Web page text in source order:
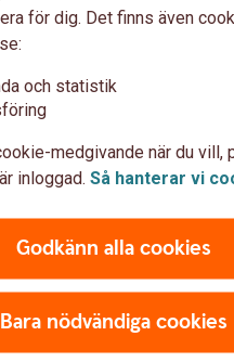
för dig. Det finns även
och statistik
medgivande när du vill,
inloggad. Så hanterar vi
Godkänn alla cookies
Bara nödvändiga cookies